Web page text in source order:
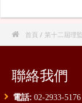
 首頁 / 第十二屆理
聯絡我們
電話: 02-2933-5176